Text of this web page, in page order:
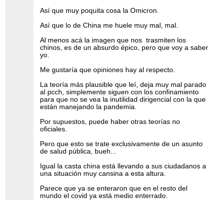
Así que muy poquita cosa la Omicron.
Así que lo de China me huele muy mal, mal.
Al menos acá la imagen que nos trasmiten los
chinos, es de un absurdo épico, pero que voy a saber
yo.
Me gustaría que opiniones hay al respecto.
La teoría más plausible que leí, deja muy mal parado
al pcch, simplemente siguen con los confinamiento
para que no se vea la inutilidad dirigencial con la que
están manejando la pandemia.
Por supuestos, puede haber otras teorías no
oficiales.
Pero que esto se trate exclusivamente de un asunto
de salud pública, bueh...
Igual la casta china está llevando a sus ciudadanos a
una situación muy cansina a esta altura.
Parece que ya se enteraron que en el resto del
mundo el covid ya está medio enterrado.